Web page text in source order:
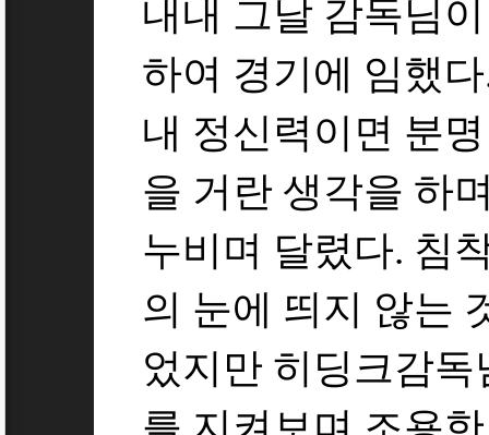
내내 그날 감독님
하여 경기에 임했
내 정신력이면 분
을 거란 생각을 하
누비며 달렸다. 침
의 눈에 띄지 않는
었지만 히딩크감